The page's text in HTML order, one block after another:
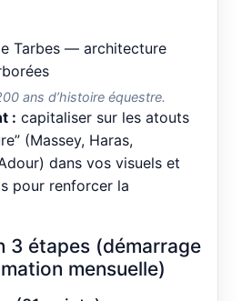
ans d’histoire équestre.
: capitaliser sur les atouts
(Massey, Haras,
dans vos visuels et
pour renforcer la
3 étapes (démarrage
mensuelle)